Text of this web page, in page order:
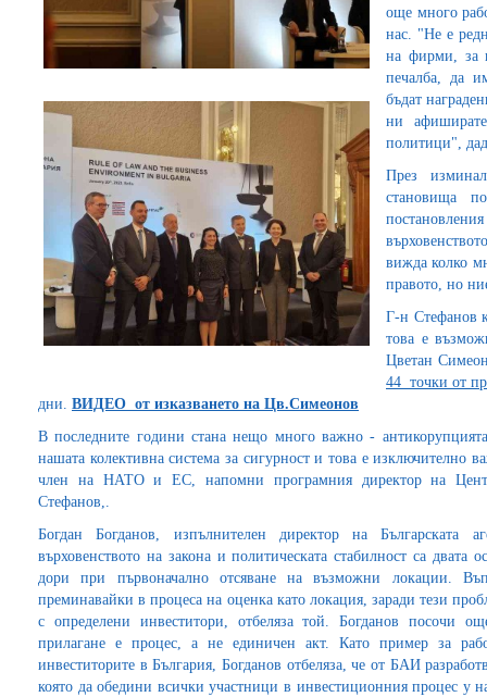
още много
нас. "Не е
на фирми, за
печалба, да
бъдат
ни
политици",
През
становища
вижда колко
правото, но
Г-н Стефанов
това е
Цветан
44 точки от
дни. ВИДЕО от изказването на Цв.Симеонов
В последните години стана нещо много важно -
нашата колективна система за сигурност и това е изключително
член на НАТО и ЕС, напомни програмния директор на
Стефанов,.
Богдан Богданов, изпълнителен директор на
върховенството на закона и политическата стабилност са двата
дори при първоначално отсяване на възможни локации.
преминавайки в процеса на оценка като локация, заради тези
с определени инвеститори, отбеляза той. Богданов посочи
прилагане е процес, а не единичен акт. Като пример за
инвеститорите в България, Богданов отбеляза, че от БАИ
която да обедини всички участници в инвестиционния процес у